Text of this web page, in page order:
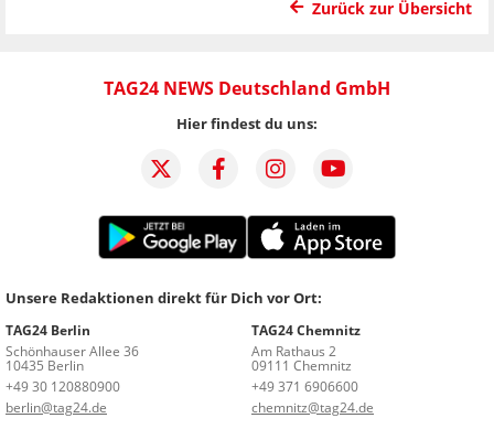
Zurück zur Übersicht
TAG24 NEWS Deutschland GmbH
Hier findest du uns:
Unsere Redaktionen direkt für Dich vor Ort:
TAG24 Berlin
Schönhauser Allee 36
10435 Berlin
+49 30 120880900
berlin@tag24.de
TAG24 Chemnitz
Am Rathaus 2
09111 Chemnitz
+49 371 6906600
chemnitz@tag24.de